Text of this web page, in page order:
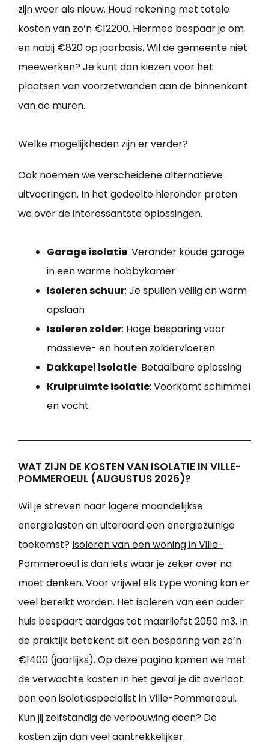
zijn weer als nieuw. Houd rekening met totale
kosten van zo’n €12200. Hiermee bespaar je om
en nabij €820 op jaarbasis. Wil de gemeente niet
meewerken? Je kunt dan kiezen voor het
plaatsen van voorzetwanden aan de binnenkant
van de muren.
Welke mogelijkheden zijn er verder?
Ook noemen we verscheidene alternatieve
uitvoeringen. In het gedeelte hieronder praten
we over de interessantste oplossingen.
Garage isolatie: Verander koude garage
in een warme hobbykamer
Isoleren schuur: Je spullen veilig en warm
opslaan
Isoleren zolder: Hoge besparing voor
massieve- en houten zoldervloeren
Dakkapel isolatie: Betaalbare oplossing
Kruipruimte isolatie: Voorkomt schimmel
en vocht
WAT ZIJN DE KOSTEN VAN ISOLATIE IN VILLE-
POMMEROEUL (AUGUSTUS 2026)?
Wil je streven naar lagere maandelijkse
energielasten en uiteraard een energiezuinige
toekomst? Isoleren van een woning in Ville-
Pommeroeulis dan iets waar je zeker over na
moet denken. Voor vrijwel elk type woning kan er
veel bereikt worden. Het isoleren van een ouder
huis bespaart aardgas tot maarliefst 2050 m3. In
de praktijk betekent dit een besparing van zo’n
€1400 (jaarlijks). Op deze pagina komen we met
de verwachte kosten in het geval je dit overlaat
aan een isolatiespecialist in Ville-Pommeroeul.
Kun jij zelfstandig de verbouwing doen? De
kosten zijn dan veel aantrekkelijker.